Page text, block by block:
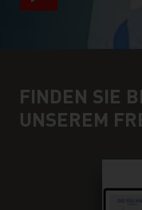
FINDEN SIE
UNSEREM